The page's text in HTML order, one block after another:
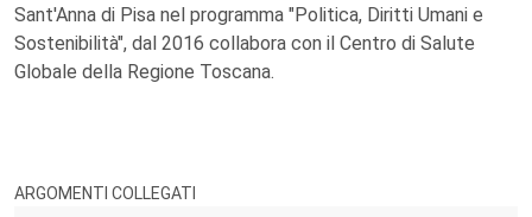
Sant'Anna di Pisa nel programma "Politica, Diritti Umani e
Sostenibilità", dal 2016 collabora con il Centro di Salute
Globale della Regione Toscana.
ARGOMENTI COLLEGATI